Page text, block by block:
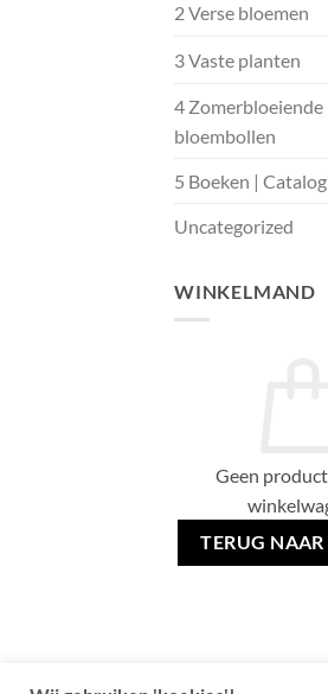
2 Verse bloemen
3 Vaste planten
4 Zomerbloeiende
bloembollen
5 Boeken |
Uncategorized
WINKELMAND
Geen
TERUG